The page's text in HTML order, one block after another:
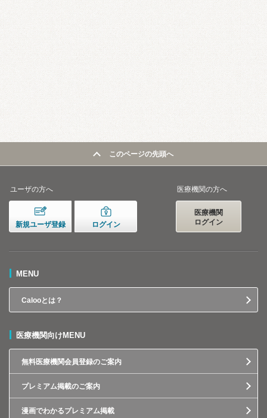
このページの先頭へ
ユーザの方へ
新規ユーザ登録 ログイン
医療機関の方へ
医療機関
ログイン
MENU
Calooとは？
医療機関向けMENU
無料医療機関会員登録のご案内
プレミアム掲載のご案内
漫画でわかるプレミアム掲載